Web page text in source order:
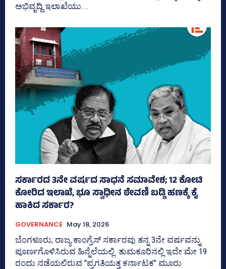
ಅಭಿವೃದ್ದಿ ಇಲಾಖೆಯು...
ಸರ್ಕಾರದ 3ನೇ ವರ್ಷದ ಸಾಧನೆ ಸಮಾವೇಶ; 12 ಕೋಟಿ
ಕೋರಿದ ಇಲಾಖೆ, ಭೂ ಸ್ವಾಧೀನ ಠೇವಣಿ ಬಡ್ಡಿ ಹಣಕ್ಕೆ ಕೈ
ಹಾಕಿದ ಸರ್ಕಾರ?
GOVERNANCE May 18, 2026
ಬೆಂಗಳೂರು; ರಾಜ್ಯ ಕಾಂಗ್ರೆಸ್‌ ಸರ್ಕಾರವು ತನ್ನ 3ನೇ ವರ್ಷವನ್ನು
ಪೂರ್ಣಗೊಳಿಸಿರುವ ಹಿನ್ನೆಲೆಯಲ್ಲಿ ತುಮಕೂರಿನಲ್ಲಿ ಇದೇ ಮೇ 19
ರಂದು ನಡೆಯಲಿರುವ "ಪ್ರಗತಿಯತ್ತ ಕರ್ನಾಟಕ" ಮೂರು